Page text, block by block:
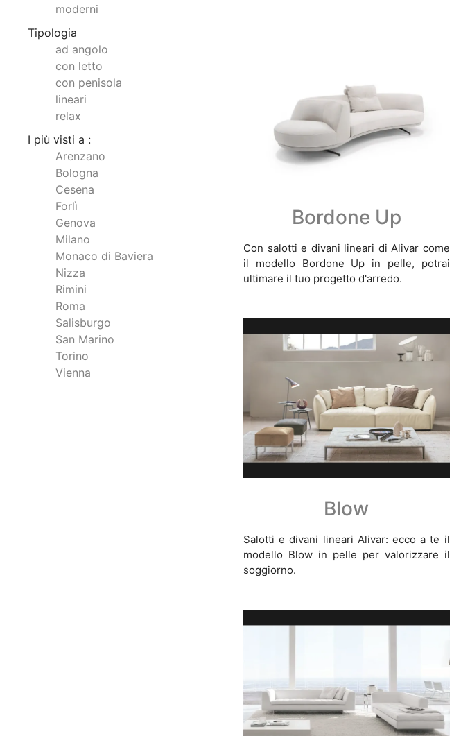
moderni
Tipologia
ad angolo
con letto
con penisola
lineari
relax
I più visti a :
Arenzano
Bologna
Cesena
Forlì
Genova
Milano
Monaco di Baviera
Nizza
Rimini
Roma
Salisburgo
San Marino
Torino
Vienna
Bordone Up
Con salotti e divani lineari di Alivar come
il modello Bordone Up in pelle, potrai
ultimare il tuo progetto d'arredo.
Blow
Salotti e divani lineari Alivar: ecco a te il
modello Blow in pelle per valorizzare il
soggiorno.